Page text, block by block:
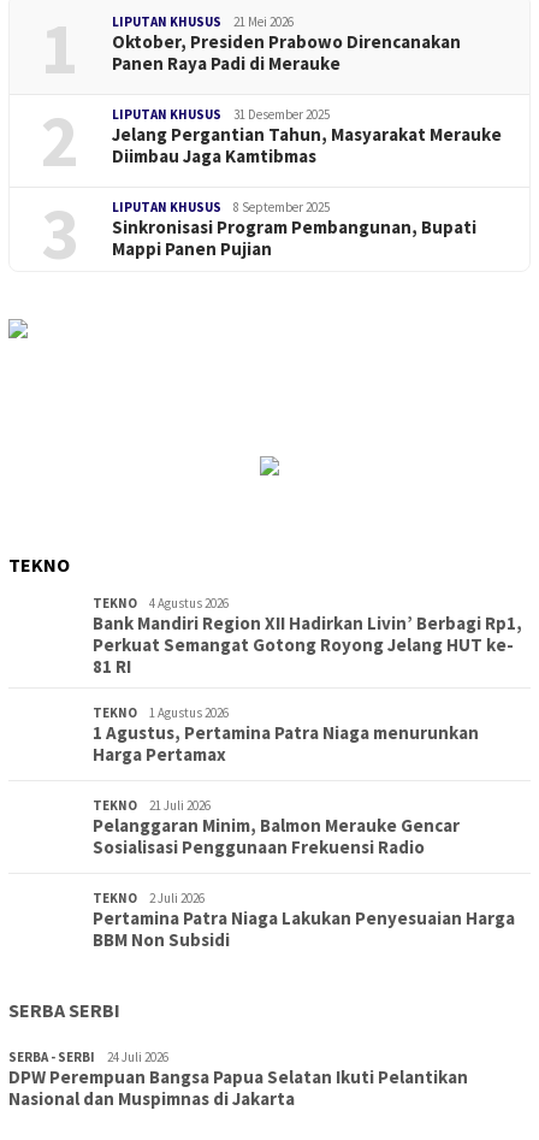
1 LIPUTAN KHUSUS 21 Mei 2026
Oktober, Presiden Prabowo Direncanakan
Panen Raya Padi di Merauke
2 LIPUTAN KHUSUS 31 Desember 2025
Jelang Pergantian Tahun, Masyarakat Merauke
Diimbau Jaga Kamtibmas
3 LIPUTAN KHUSUS 8 September 2025
Sinkronisasi Program Pembangunan, Bupati
Mappi Panen Pujian
TEKNO
TEKNO 4 Agustus 2026
Bank Mandiri Region XII Hadirkan Livin’ Berbagi Rp1,
Perkuat Semangat Gotong Royong Jelang HUT ke-
81 RI
TEKNO 1 Agustus 2026
1 Agustus, Pertamina Patra Niaga menurunkan
Harga Pertamax
TEKNO 21 Juli 2026
Pelanggaran Minim, Balmon Merauke Gencar
Sosialisasi Penggunaan Frekuensi Radio
TEKNO 2 Juli 2026
Pertamina Patra Niaga Lakukan Penyesuaian Harga
BBM Non Subsidi
SERBA SERBI
SERBA - SERBI 24 Juli 2026
DPW Perempuan Bangsa Papua Selatan Ikuti Pelantikan
Nasional dan Muspimnas di Jakarta
TOPIK 30 Juli 2026
Wujudkan Sekolah Adiwiyata:SD Inpres Polder Merauke